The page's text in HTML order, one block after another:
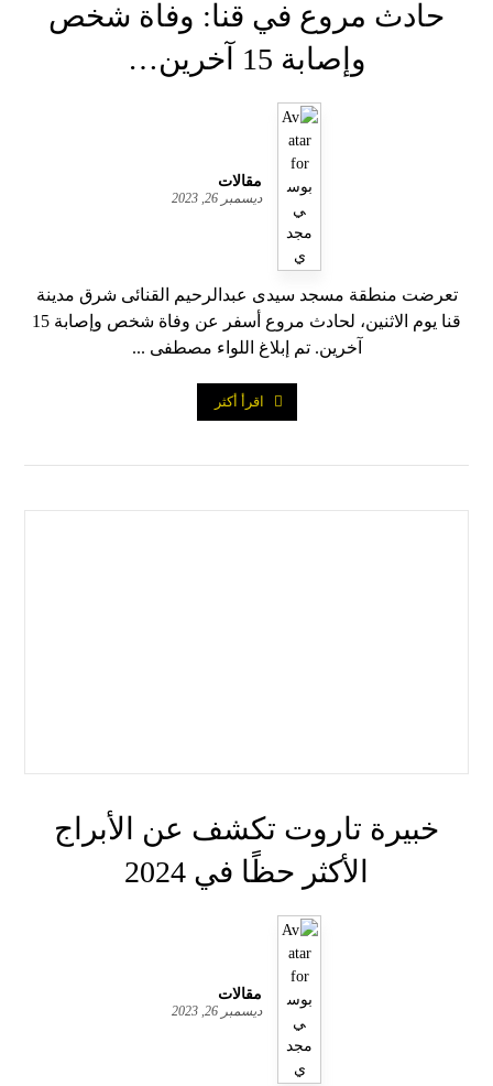
حادث مروع في قنا: وفاة شخص
وإصابة 15 آخرين…
مقالات
ديسمبر 26, 2023
تعرضت منطقة مسجد سيدى عبدالرحيم القنائى شرق مدينة
قنا يوم الاثنين، لحادث مروع أسفر عن وفاة شخص وإصابة 15
آخرين. تم إبلاغ اللواء مصطفى ...
اقرأ أكثر
خبيرة تاروت تكشف عن الأبراج
الأكثر حظًا في 2024
مقالات
ديسمبر 26, 2023